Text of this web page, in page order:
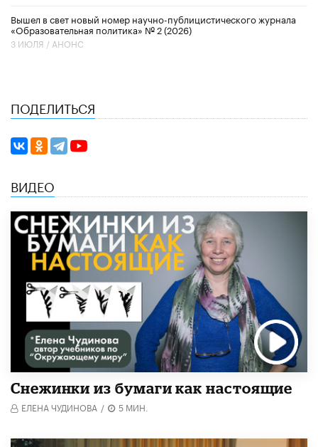
Вышел в свет новый номер научно-публицистического журнала
«Образовательная политика» № 2 (2026)
3 ИЮЛЯ / АНОНС
ПОДЕЛИТЬСЯ
ВИДЕО
Снежинки из бумаги как настоящие
ЕЛЕНА ЧУДИНОВА / 5 МИН.